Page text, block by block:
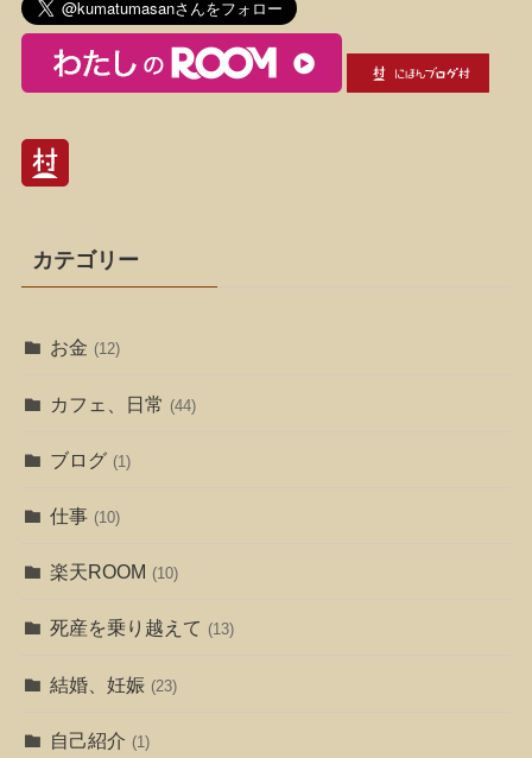
カテゴリー
お金 (12)
カフェ、日常 (44)
ブログ (1)
仕事 (10)
楽天ROOM (10)
死産を乗り越えて (13)
結婚、妊娠 (23)
自己紹介 (1)